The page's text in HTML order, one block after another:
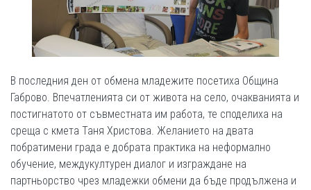
В последния ден от обмена младежите посетиха Община
Габрово. Впечатленията си от живота на село, очакванията и
постигнатото от съвместната им работа, те споделиха на
среща с кмета Таня Христова. Желанието на двата
побратимени града е добрата практика на неформално
обучение, междукултурен диалог и изграждане на
партньорство чрез младежки обмени да бъде продължена и